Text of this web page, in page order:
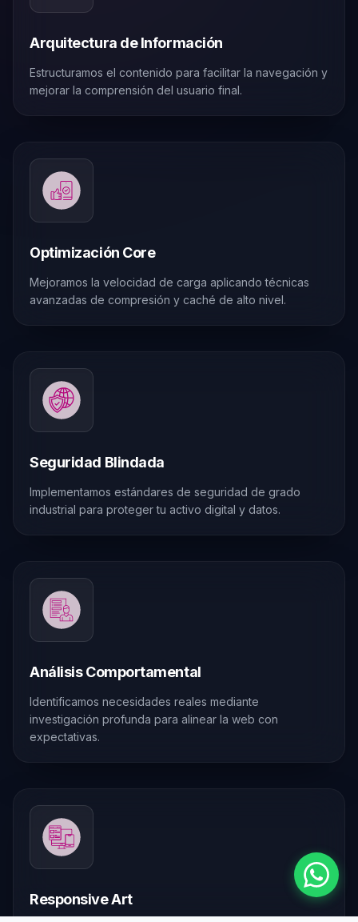
Arquitectura de Información
Estructuramos el contenido para facilitar la navegación y
mejorar la comprensión del usuario final.
Optimización Core
Mejoramos la velocidad de carga aplicando técnicas
avanzadas de compresión y caché de alto nivel.
Seguridad Blindada
Implementamos estándares de seguridad de grado
industrial para proteger tu activo digital y datos.
Análisis Comportamental
Identificamos necesidades reales mediante
investigación profunda para alinear la web con
expectativas.
Responsive Art